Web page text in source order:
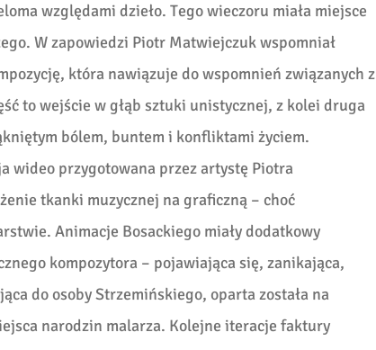
względami dzieło. Tego wieczoru miała miejsce
W zapowiedzi Piotr Matwiejczuk wspomniał
która nawiązuje do wspomnień związanych z
to wejście w głąb sztuki unistycznej, z kolei druga
bólem, buntem i konfliktami życiem.
wideo przygotowana przez artystę Piotra
tkanki muzycznej na graficzną – choć
Animacje Bosackiego miały dodatkowy
kompozytora – pojawiająca się, zanikająca,
do osoby Strzemińskiego, oparta została na
narodzin malarza. Kolejne iteracje faktury